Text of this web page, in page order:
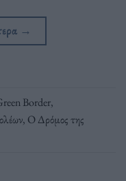
→
Border,
, Ο Δρόμος της